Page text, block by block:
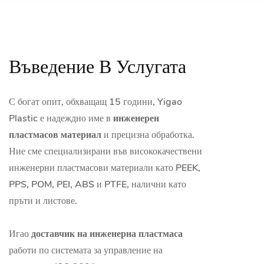
Въведение В Услугата
С богат опит, обхващащ 15 години, Yigao
Plastic е надеждно име в инженерен
пластмасов материали прецизна обработка.
Ние сме специализирани във висококачествени
инженерни пластмасови материали като PEEK,
PPS, POM, PEI, ABS и PTFE, налични като
пръти и листове.
Игаодоставчик на инженерна пластмаса
работи по системата за управление на